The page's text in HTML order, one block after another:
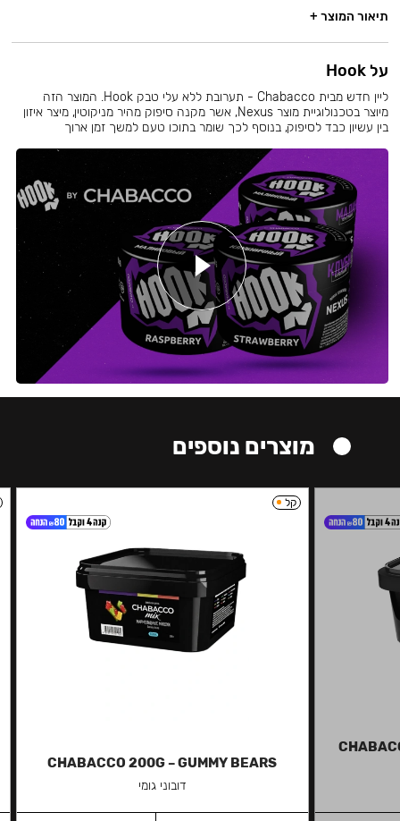
תיאור המוצר +
על Hook
ליין חדש מבית Chabacco - תערובת ללא עלי טבק Hook. המוצר הזה
מיוצר בטכנולוגיית מוצר Nexus, אשר מקנה סיפוק מהיר מניקוטין, מיצר איזון
בין עשיון כבד לסיפוק, בנוסף לכך שומר בתוכו טעם למשך זמן ארוך
מוצרים נוספים
קל
CHABACCO 200G – GUMMY BEARS
דובוני גומי